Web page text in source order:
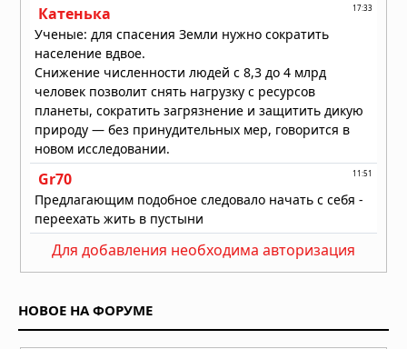
Для добавления необходима авторизация
НОВОЕ НА ФОРУМЕ